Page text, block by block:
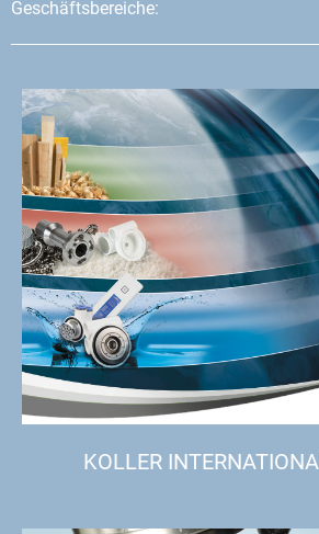
Geschäftsbereiche:
KOLLER